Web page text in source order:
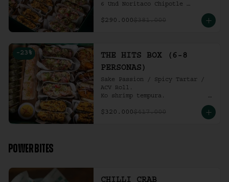
6 Und Noritaco Chipotle
$290.000$381.000
-23 %
THE HITS BOX (6-8
PERSONAS)
Sake Passion / Spicy Tartar /
ACV Roll.
Ko shrimp tempura.
Tartare.
4 Und Noritaco Chilli Crab.
$320.000$417.000
POWER BITES